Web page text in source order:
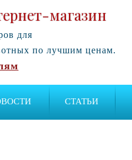
магазин
для
по лучшим ценам.
СТАТЬИ